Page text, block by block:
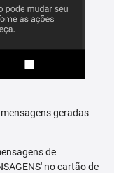
geradas
de
no cartão de